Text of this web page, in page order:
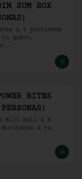
SUM BOX
& 5 porciones
tu gusto.
BITES
8 PERSONAS)
Will Roll & 4
Noritacos a tu